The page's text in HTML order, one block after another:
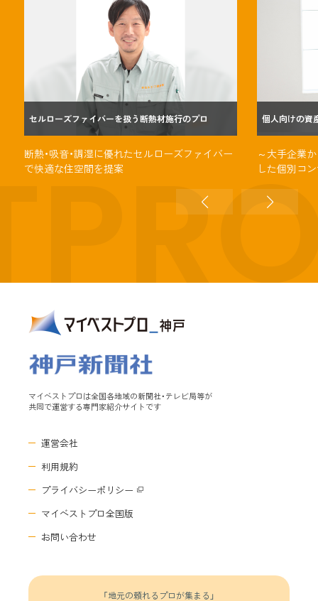
セルローズファイバーを扱う断熱材施行のプロ
断熱・吸音・調湿に優れたセルローズファイバー
で快適な住空間を提案
個人向けの資
～大手企業
した個別コ
マイベストプロは全国各地域の新聞社・テレビ局等が
共同で運営する専門家紹介サイトです
運営会社
利用規約
プライバシーポリシー
マイベストプロ全国版
お問い合わせ
「地元の頼れるプロが集まる」